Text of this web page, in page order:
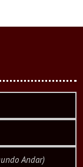
Andar)